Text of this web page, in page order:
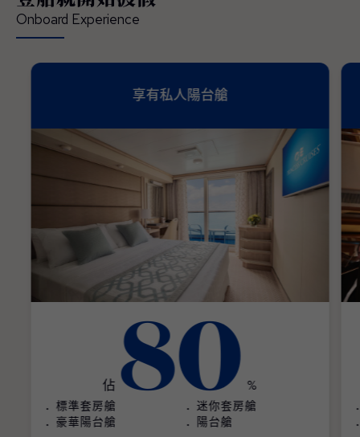
Onboard Experience
享有私人陽台艙
佔 80 %
標準套房艙
迷你套房艙
豪華陽台艙
陽台艙